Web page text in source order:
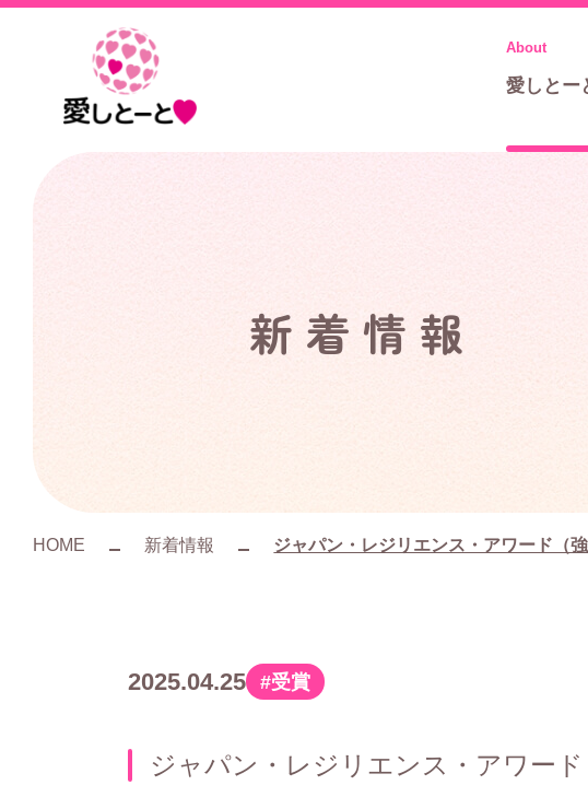
と
ー
愛しとー
新着情報
HOME 新着情報 ジャパン・レジリエンス・アワード（
ジャパン・レジリエンス・アワー
2025.04.25カ
ゴ
受賞